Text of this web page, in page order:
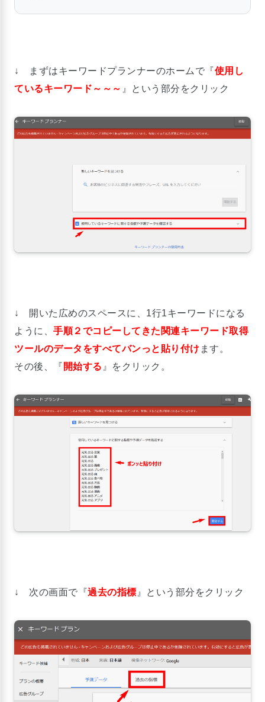
↓ まずはキーワードプランナーのホームで『使用し
ているキーワード～～～ 』という部分をクリック
↓ 開いた広めのスペースに、1行1キーワードになる
ように、 手順２でコピーしてきた関連キーワード取得
ツールのデータをすべてバンっと貼り付け ます。
その後、『 開始する 』をクリック。
↓ 次の画面で『過去の指標 』という部分をクリック